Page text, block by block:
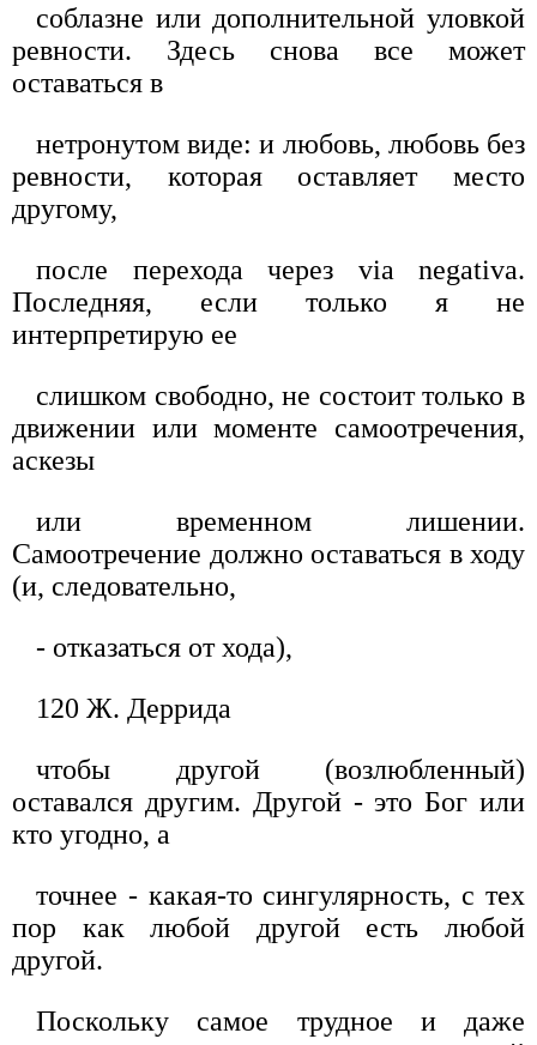
соблазне или дополнительной уловкой
ревности. Здесь снова все может
оставаться в
нетронутом виде: и любовь, любовь без
ревности, которая оставляет место
другому,
после перехода через via negativa.
Последняя, если только я не
интерпретирую ее
слишком свободно, не состоит только в
движении или моменте самоотречения,
аскезы
или временном лишении.
Самоотречение должно оставаться в ходу
(и, следовательно,
- отказаться от хода),
120 Ж. Деррида
чтобы другой (возлюбленный)
оставался другим. Другой - это Бог или
кто угодно, а
точнее - какая-то сингулярность, с тех
пор как любой другой есть любой
другой.
Поскольку самое трудное и даже